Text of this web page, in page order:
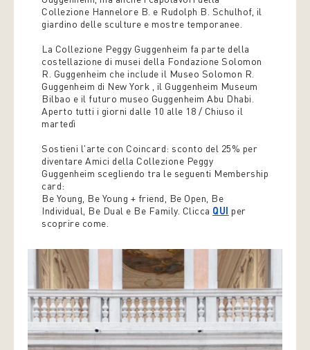
Collezione Hannelore B. e Rudolph B. Schulhof, il
giardino delle sculture e mostre temporanee.
La Collezione Peggy Guggenheim fa parte della
costellazione di musei della Fondazione Solomon
R. Guggenheim che include il Museo Solomon R.
Guggenheim di New York , il Guggenheim Museum
Bilbao e il futuro museo Guggenheim Abu Dhabi.
Aperto tutti i giorni dalle 10 alle 18 / Chiuso il
martedì
Sostieni l'arte con Coincard: sconto del 25% per
diventare Amici della Collezione Peggy
Guggenheim scegliendo tra le seguenti Membership
card:
Be Young, Be Young + friend, Be Open, Be
Individual, Be Dual e Be Family. Clicca QUI per
scoprire come.